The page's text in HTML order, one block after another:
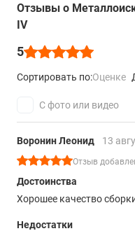
114 - 135 см
1,35 кг
Отзывы о
IV
5
Сортировать по:Оценке
С фото или видео
Воронин Леонид 13
Отзыв
Достоинства
Хорошее качество
Недостатки